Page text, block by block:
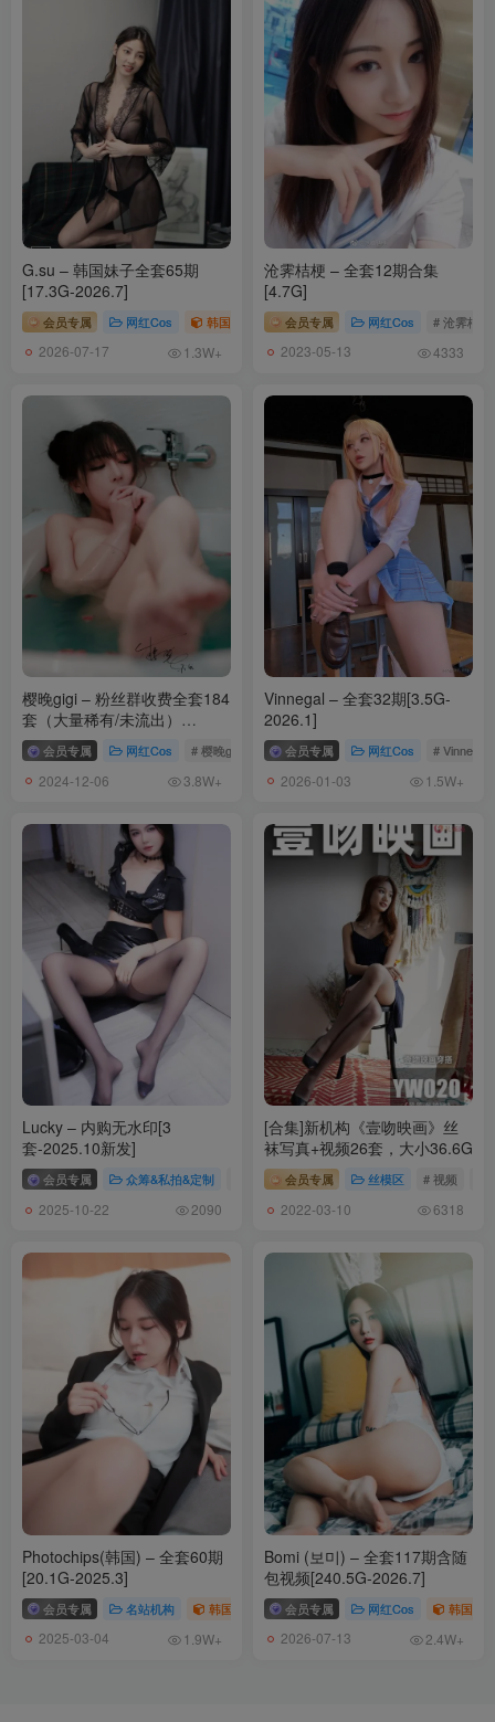
071.芝士好椰 – 又来学变速了呀 [MP4-694MB]
070.芝士好椰 – 优雅高跟 奇迹岛丘比特之心猫眼宝石 and 黑 [MP4-
069.芝士好椰 – 优雅高跟 奇迹岛丘比特之心猫眼宝石 and 白 [MP4-
223MB]
068.芝士好椰 – 心急吃不了特浓巧克力 [MP4-579MB]
[7.31]
067.芝士好椰 – 心急吃不了热巧克力 [MP4-304MB]
[7.29]
065.芝士好椰 – 一次看够五双巨大鞋底材质 [MP4-822MB]
064.芝士好椰 – 真好，每天都有好看衣服穿 [MP4-748MB]
[7.27]
063.芝士好椰 – 米家狱卒打印机 [MP4-710MB]
062.芝士好椰 – 浅试一下黑色手丝 [MP4-588MB]
[7.25]
060.芝士好椰 – 是520送你的香草丝绒蛋糕 [MP4-967MB]
[7.23]
[7.19]
059.芝士好椰 – 绫 绯5d [MP4-705MB]
[7.17]
058.芝士好椰 – 复古中跟 秋田原创 cla系优雅短靴 [MP4-577MB]
[6.23]
057.芝士好椰 – 涞觅 牛奶吐司光腿神器 [4P-30MB]
[6.21]
056.芝士好椰 – 简单抹个护手霜 [MP4-1.78GB]
[6.19]
054.芝士好椰 – 直观展示内八外八的区别 [MP4-241MB]
[5.30]
053.芝士好椰 – 缪斯之吻 秋田原创 绑带半靴 [MP4-576MB]
052.芝士好椰 – 红绒映春 奇迹岛丘比特之心绒面红色 [MP4-237MB]
[5.26]
051.芝士好椰 – 红缎迎新 奇迹岛丘比特之心缎面红色 [MP4-248MB]
050.芝士好椰 – 玉手纤纤攥住你 [MP4-784MB]
G.su – 韩国妹子全套65期
[17.3G-2026.7]
会员专属 网红Cos 韩国（korea） # G.su
2026-07-17 1.3W+
沧霁桔梗 – 全套12期合集
[4.7G]
会员专属 网红Cos # 沧霁桔梗
2023-05-13 4333
樱晚gigi – 粉丝群收费全套184
套（大量稀有/未流出）
[51.5G-2024.12]
会员专属 网红Cos # 樱晚gigi
2024-12-06 3.8W+
Vinnegal – 全套32期[3.5G-
2026.1]
会员专属 网红Cos # Vinnegal
2026-01-03 1.5W+
Lucky – 内购无水印[3
套-2025.10新发]
会员专属 众筹&私拍&定制 # Lucky
2025-10-22 2090
[合集]新机构《壹吻映画》丝
袜写真+视频26套，大小36.6G
会员专属 丝模区 # 视频
2022-03-10 6318
Photochips(韩国) – 全套60期
[20.1G-2025.3]
会员专属 名站机构 韩国（korea） # Photochips
2025-03-04 1.9W+
Bomi (보미) – 全套117期含随
包视频[240.5G-2026.7]
会员专属 网红Cos 韩国（
2026-07-13 2.4W+